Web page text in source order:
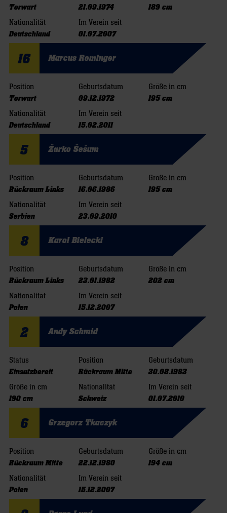
Torwart
21.09.1974
189 cm
Nationalität
Deutschland
Im Verein seit
01.07.2007
16 Marcus Rominger
Position
Torwart
Geburtsdatum
09.12.1972
Größe in cm
195 cm
Nationalität
Deutschland
Im Verein seit
15.02.2011
5 Žarko Šešum
Position
Rückraum Links
Geburtsdatum
16.06.1986
Größe in cm
195 cm
Nationalität
Serbien
Im Verein seit
23.09.2010
8 Karol Bielecki
Position
Rückraum Links
Geburtsdatum
23.01.1982
Größe in cm
202 cm
Nationalität
Polen
Im Verein seit
15.12.2007
2 Andy Schmid
Status
Einsatzbereit
Position
Rückraum Mitte
Geburtsdatum
30.08.1983
Größe in cm
190 cm
Nationalität
Schweiz
Im Verein seit
01.07.2010
6 Grzegorz Tkaczyk
Position
Rückraum Mitte
Geburtsdatum
22.12.1980
Größe in cm
194 cm
Nationalität
Polen
Im Verein seit
15.12.2007